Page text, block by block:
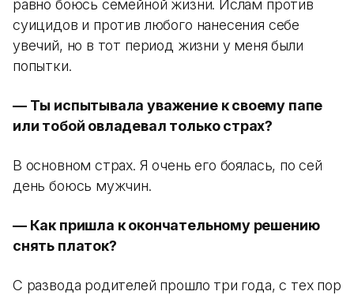
равно боюсь семейной жизни. Ислам против
суицидов и против любого нанесения себе
увечий, но в тот период жизни у меня были
попытки.
— Ты испытывала уважение к своему папе
или тобой овладевал только страх?
В основном страх. Я очень его боялась, по сей
день боюсь мужчин.
— Как пришла к окончательному решению
снять платок?
С развода родителей прошло три года, с тех пор